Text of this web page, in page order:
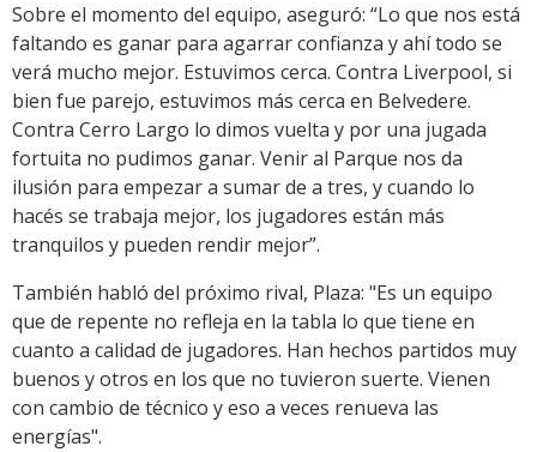
Sobre el momento del equipo, aseguró: “Lo que nos está
faltando es ganar para agarrar confianza y ahí todo se
verá mucho mejor. Estuvimos cerca. Contra Liverpool, si
bien fue parejo, estuvimos más cerca en Belvedere.
Contra Cerro Largo lo dimos vuelta y por una jugada
fortuita no pudimos ganar. Venir al Parque nos da
ilusión para empezar a sumar de a tres, y cuando lo
hacés se trabaja mejor, los jugadores están más
tranquilos y pueden rendir mejor”.
También habló del próximo rival, Plaza: "Es un equipo
que de repente no refleja en la tabla lo que tiene en
cuanto a calidad de jugadores. Han hechos partidos muy
buenos y otros en los que no tuvieron suerte. Vienen
con cambio de técnico y eso a veces renueva las
energías".